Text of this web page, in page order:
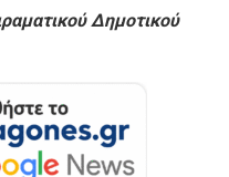
Δημοτικού